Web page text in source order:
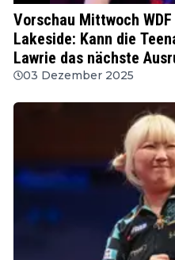
Vorschau Mittwoch
Lakeside: Kann die
Lawrie das nächste
03 Dezember 2025